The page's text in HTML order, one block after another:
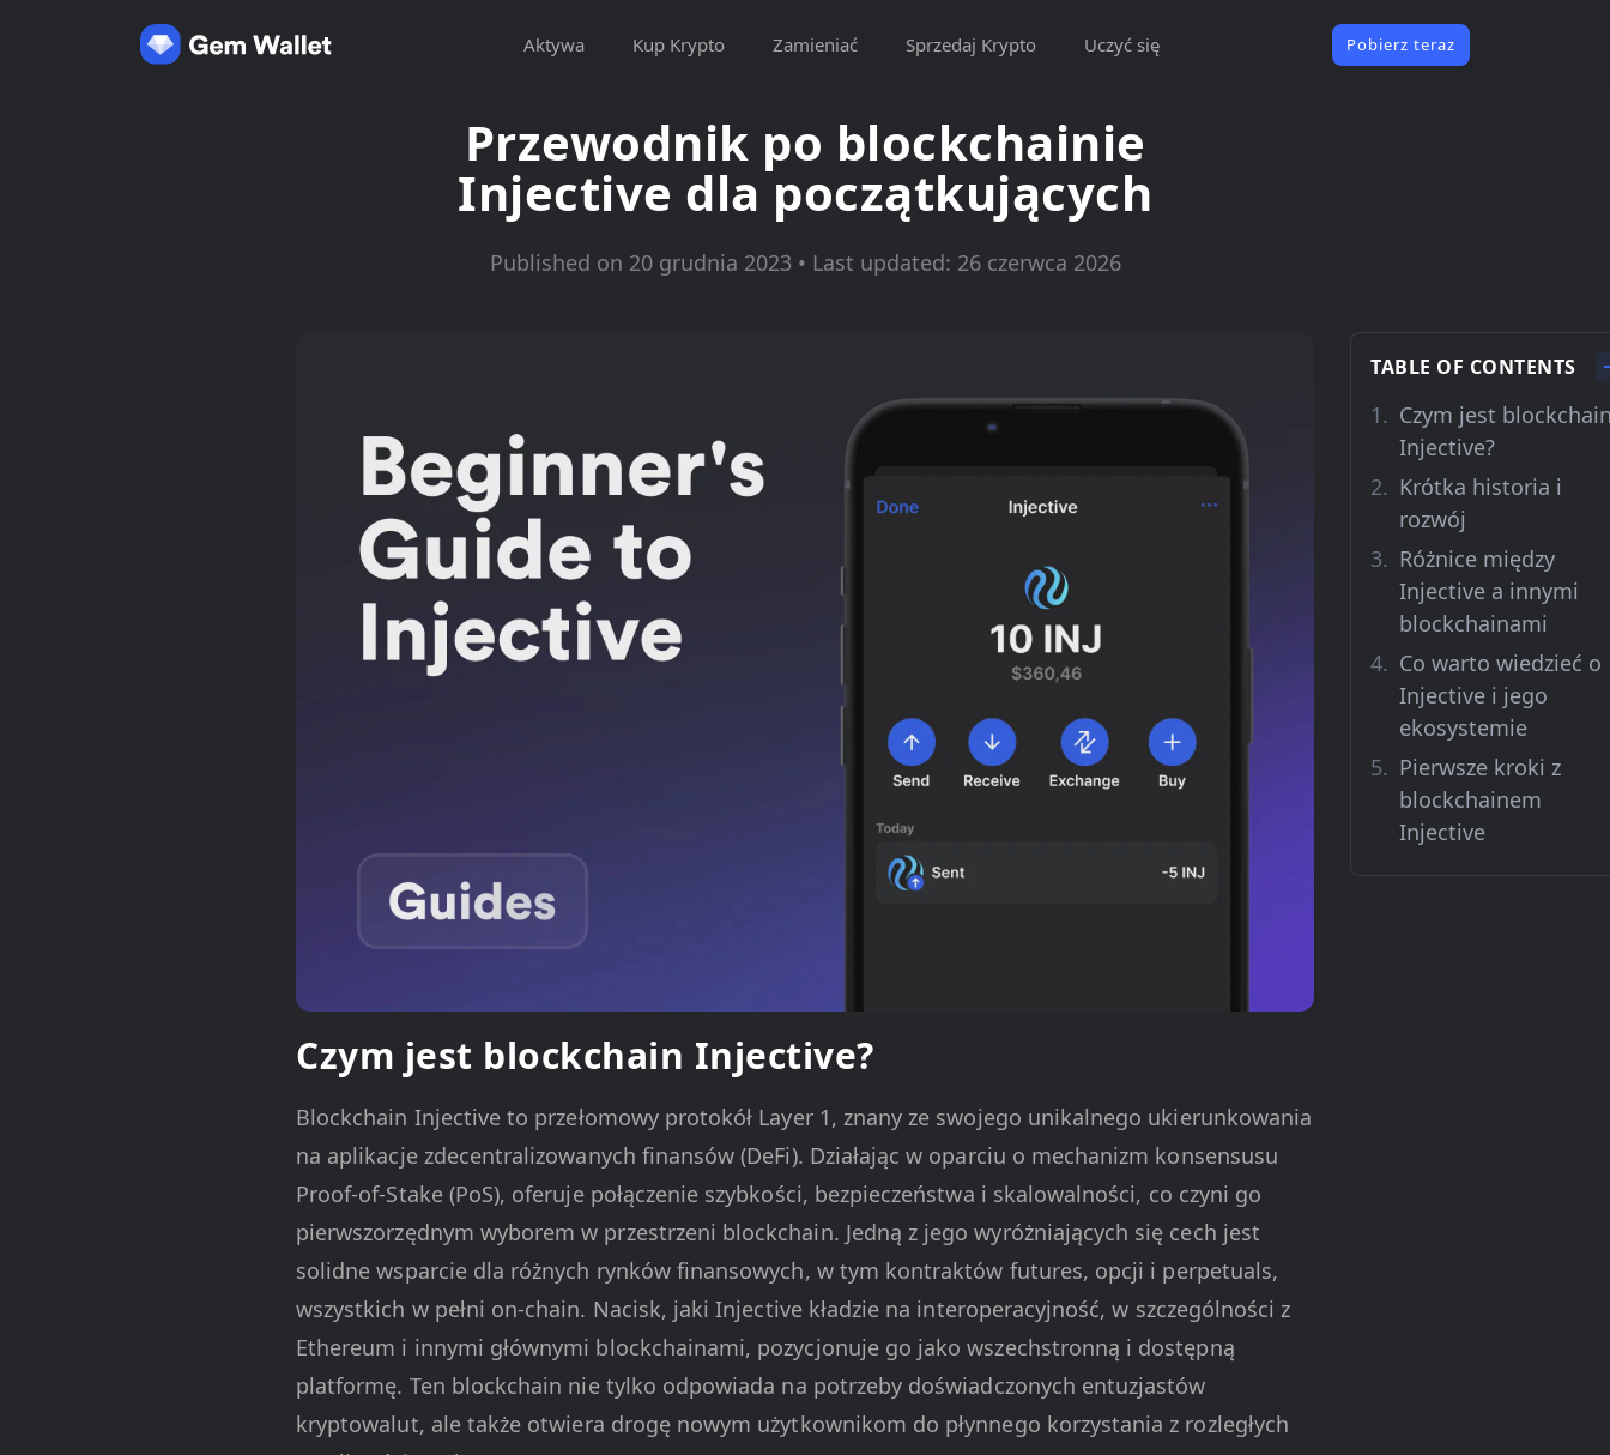
Aktywa Kup Krypto Zamieniać Sprzedaj Krypto Uczyć się Pobierz teraz
Przewodnik po blockchainie
Injective dla początkujących
Published on 20 grudnia 2023 • Last updated: 26 czerwca 2026
TABLE OF CONTENTS
Czym jest
Injective?
Krótka historia i
rozwój
Różnice między
Injective a innymi
blockchainami
Co warto wiedzieć o
Injective i jego
ekosystemie
Pierwsze kroki z
blockchainem
Injective
Czym jest blockchain Injective?
Blockchain Injective to przełomowy protokół Layer 1, znany ze swojego unikalnego ukierunkowania
na aplikacje zdecentralizowanych finansów (DeFi). Działając w oparciu o mechanizm konsensusu
Proof-of-Stake (PoS), oferuje połączenie szybkości, bezpieczeństwa i skalowalności, co czyni go
pierwszorzędnym wyborem w przestrzeni blockchain. Jedną z jego wyróżniających się cech jest
solidne wsparcie dla różnych rynków finansowych, w tym kontraktów futures, opcji i perpetuals,
wszystkich w pełni on-chain. Nacisk, jaki Injective kładzie na interoperacyjność, w szczególności z
Ethereum i innymi głównymi blockchainami, pozycjonuje go jako wszechstronną i dostępną
platformę. Ten blockchain nie tylko odpowiada na potrzeby doświadczonych entuzjastów
kryptowalut, ale także otwiera drogę nowym użytkownikom do płynnego korzystania z rozległych